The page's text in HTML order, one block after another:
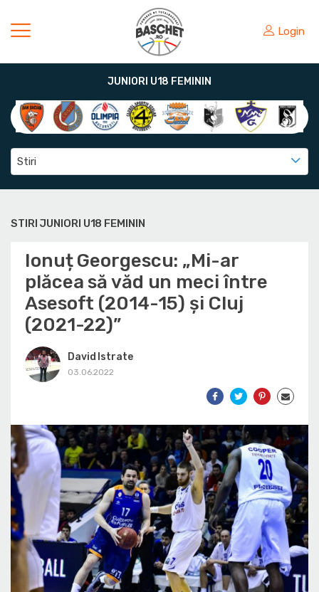
Login
JUNIORI U18 FEMININ
Stiri
STIRI JUNIORI U18 FEMININ
Ionuț Georgescu: „Mi-ar
plăcea să văd un meci între
Asesoft (2014-15) și Cluj
(2021-22)”
David Istrate
03.06.2022